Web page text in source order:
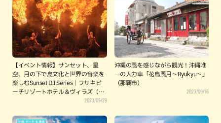
【イベント情報】サンセット、星
空、月の下で島文化と世界の音楽を
楽しむSunset DJ Series｜フサキビ
ーチリゾートホテル＆ヴィラズ（石
2023/09/29
沖縄の風を感じながら観光！沖縄唯
一の人力車「花鳥風月～Ryukyu～」
（那覇市）
2023/09/16